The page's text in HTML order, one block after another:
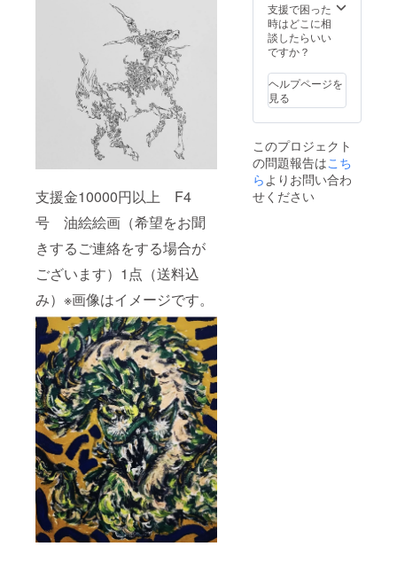
支援金10000円以上 F4
号 油絵絵画（希望をお聞
きするご連絡をする場合が
ございます）1点（送料込
み）※画像はイメージです。
支援で困った
時はどこに相
談したらいい
ですか？
ヘルプページを
見る
このプロジェクト
の問題報告はこち
らよりお問い合わ
せください